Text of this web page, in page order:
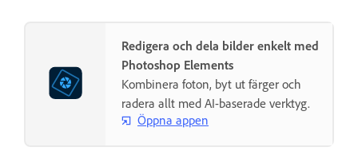
Redigera och dela bilder enkelt med
Photoshop Elements
Kombinera foton, byt ut färger och
radera allt med AI-baserade verktyg.
Öppna appen